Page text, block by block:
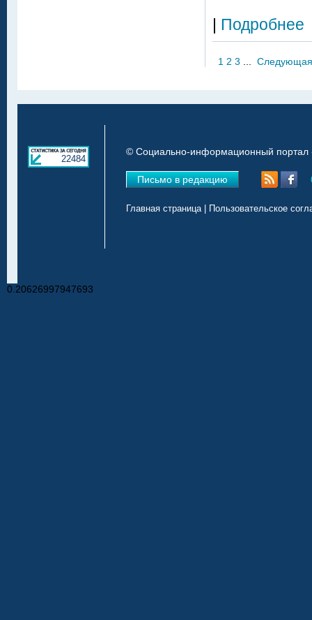
| Подробнее
1 2 3 Следующая
22484
© Социально-информационный портал
Письмо в редакцию
Главная страница Пользовательское
0.20626997947693